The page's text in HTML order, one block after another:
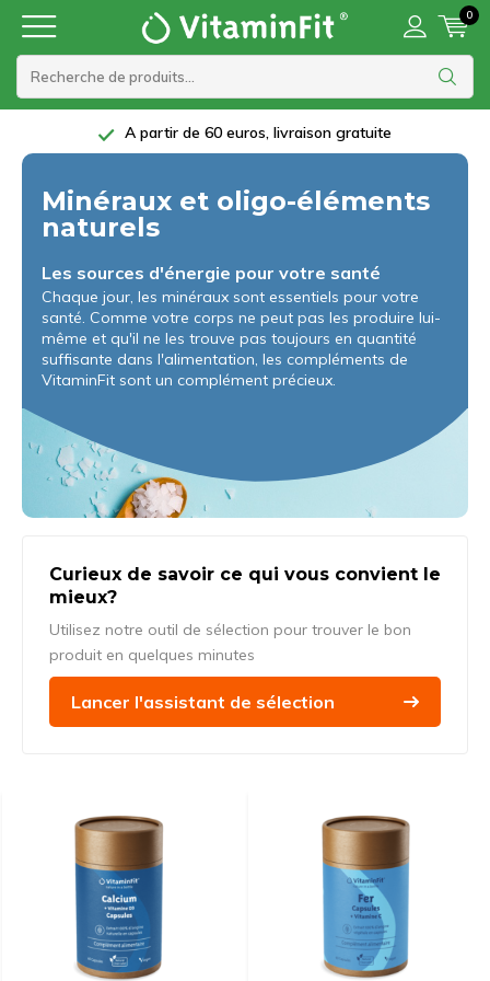
0
5 étoiles sur Trustpilot
Minéraux et oligo-éléments
naturels
Les sources d'énergie pour votre santé
Chaque jour, les minéraux sont essentiels pour votre
santé. Comme votre corps ne peut pas les produire lui-
même et qu'il ne les trouve pas toujours en quantité
suffisante dans l'alimentation, les compléments de
VitaminFit sont un complément précieux.
Curieux de savoir ce qui vous convient le
mieux?
Utilisez notre outil de sélection pour trouver le bon
produit en quelques minutes
Lancer l'assistant de sélection